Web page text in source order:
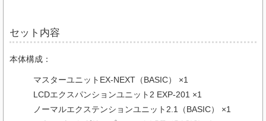
セット内容
本体構成：
マスターユニットEX-NEXT（BASIC） ×1
LCDエクスパンションユニット2 EXP-201 ×1
ノーマルエクステンションユニット2.1（BASIC） ×1